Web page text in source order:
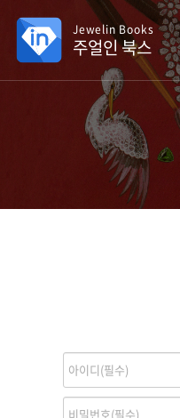
Jewelin Books
주얼인 북스